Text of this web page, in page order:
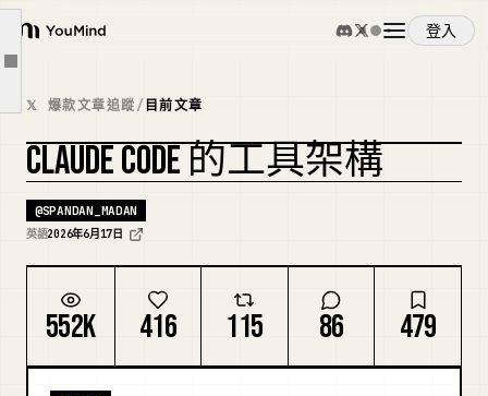
YouMind
登入
概覽
使用案例
技能
提示詞
文章大綱
MCP 工具
API 序列化
並發排程器
一個實際範例
總結
𝕏 爆款文章追蹤/ 目前文章
複刻封面
CLAUDE CODE 的工具架構
@SPANDAN_MADAN
英語2026年6月17日
552K 416 115 86 479